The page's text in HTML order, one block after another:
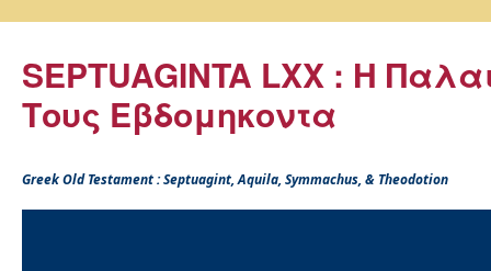
SEPTUAGINTA LXX : Η
Τους Εβδομηκοντα
Greek Old Testament : Septuagint, Aquila, Symmachus, & Theodotion